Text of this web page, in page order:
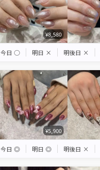
¥8,580
今日 ◯ 明日 × 明後日 ×
¥5,900
今日 ◎ 明日 ◎ 明後日 ×